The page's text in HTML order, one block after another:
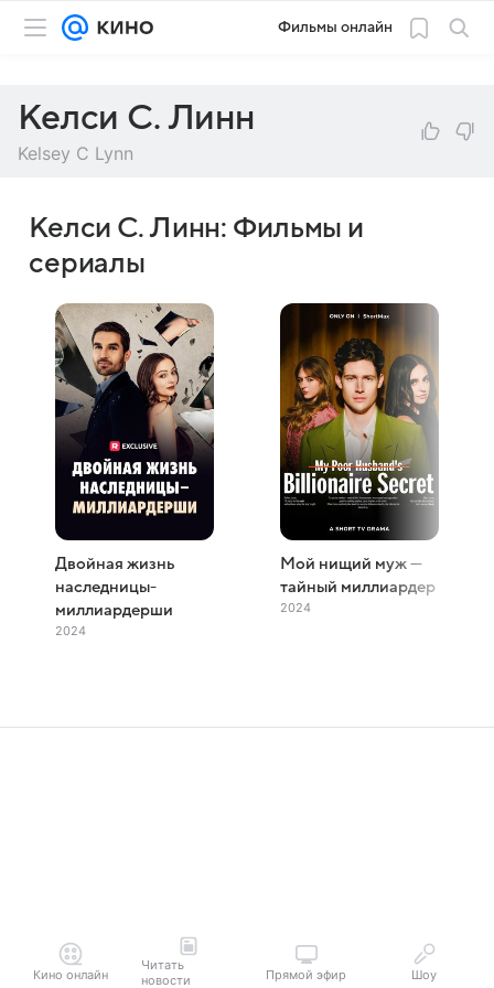
Фильмы онлайн
Келси С. Линн
Kelsey C Lynn
Келси С. Линн: Фильмы и
сериалы
Двойная жизнь
наследницы-
миллиардерши
2024
Мой нищий муж —
тайный миллиардер
2024
Кино онлайн
Читать
новости
Прямой эфир Шоу